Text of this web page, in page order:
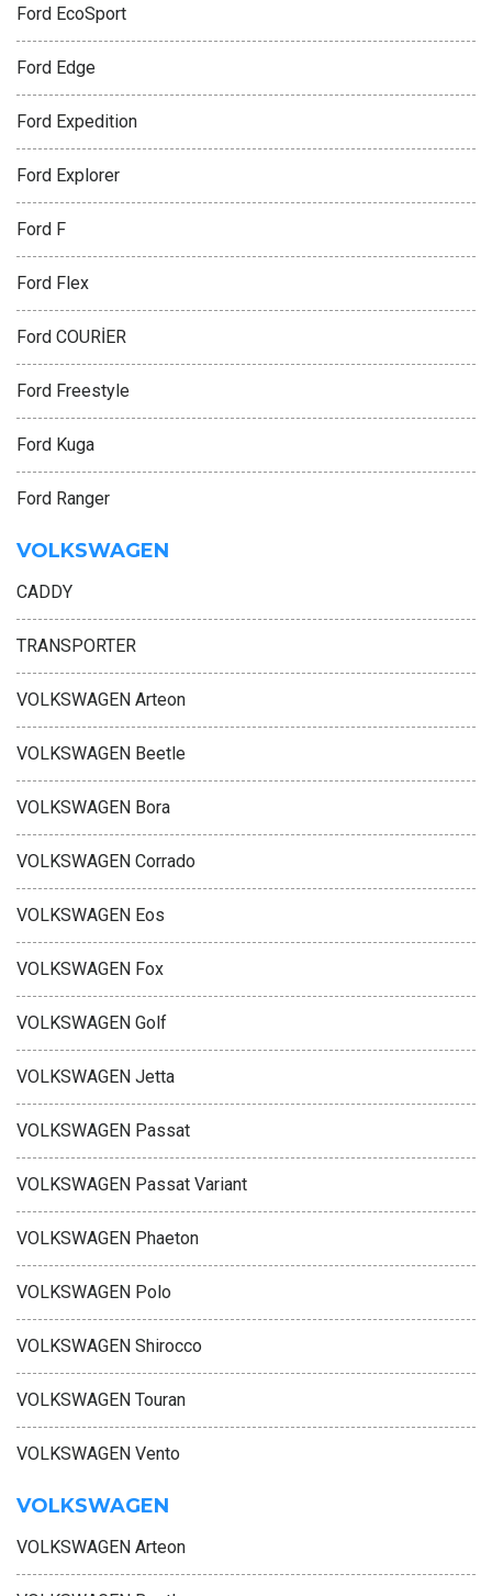
Ford EcoSport
Ford Edge
Ford Expedition
Ford Explorer
Ford F
Ford Flex
Ford COURİER
Ford Freestyle
Ford Kuga
Ford Ranger
VOLKSWAGEN
CADDY
TRANSPORTER
VOLKSWAGEN Arteon
VOLKSWAGEN Beetle
VOLKSWAGEN Bora
VOLKSWAGEN Corrado
VOLKSWAGEN Eos
VOLKSWAGEN Fox
VOLKSWAGEN Golf
VOLKSWAGEN Jetta
VOLKSWAGEN Passat
VOLKSWAGEN Passat Variant
VOLKSWAGEN Phaeton
VOLKSWAGEN Polo
VOLKSWAGEN Shirocco
VOLKSWAGEN Touran
VOLKSWAGEN Vento
VOLKSWAGEN
VOLKSWAGEN Arteon